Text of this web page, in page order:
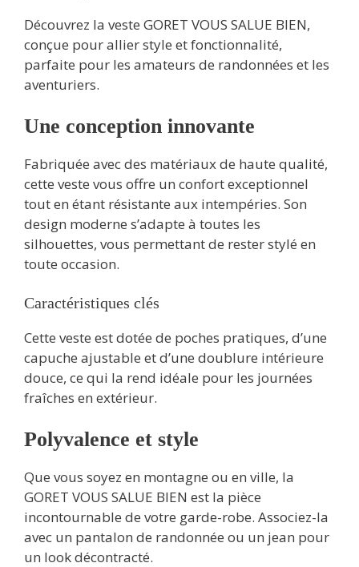
Découvrez la veste GORET VOUS SALUE BIEN,
conçue pour allier style et fonctionnalité,
parfaite pour les amateurs de randonnées et les
aventuriers.
Une conception innovante
Fabriquée avec des matériaux de haute qualité,
cette veste vous offre un confort exceptionnel
tout en étant résistante aux intempéries. Son
design moderne s’adapte à toutes les
silhouettes, vous permettant de rester stylé en
toute occasion.
Caractéristiques clés
Cette veste est dotée de poches pratiques, d’une
capuche ajustable et d’une doublure intérieure
douce, ce qui la rend idéale pour les journées
fraîches en extérieur.
Polyvalence et style
Que vous soyez en montagne ou en ville, la
GORET VOUS SALUE BIEN est la pièce
incontournable de votre garde-robe. Associez-la
avec un pantalon de randonnée ou un jean pour
un look décontracté.